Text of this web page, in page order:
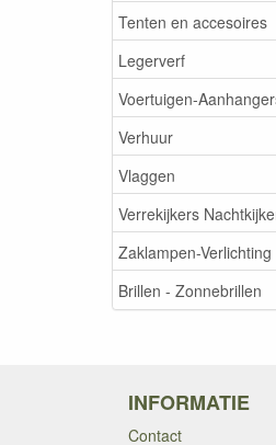
Tenten en accesoires
Legerverf
Voertuigen-
Verhuur
Vlaggen
Verrekijkers
Zaklampen-Verlichting
Brillen - Zonnebrillen
INFORMATIE
Contact